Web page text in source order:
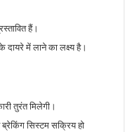
हैं।
में लाने का लक्ष्य है।
तुरंत मिलेगी।
सिस्टम सक्रिय हो